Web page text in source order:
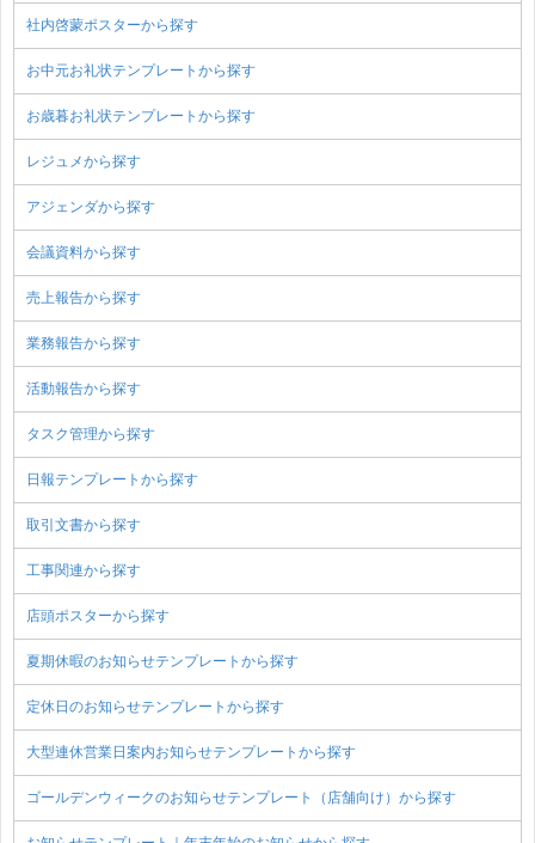
社内啓蒙ポスターから探す
お中元お礼状テンプレートから探す
お歳暮お礼状テンプレートから探す
レジュメから探す
アジェンダから探す
会議資料から探す
売上報告から探す
業務報告から探す
活動報告から探す
タスク管理から探す
日報テンプレートから探す
取引文書から探す
工事関連から探す
店頭ポスターから探す
夏期休暇のお知らせテンプレートから探す
定休日のお知らせテンプレートから探す
大型連休営業日案内お知らせテンプレートから探す
ゴールデンウィークのお知らせテンプレート（店舗向け）から探す